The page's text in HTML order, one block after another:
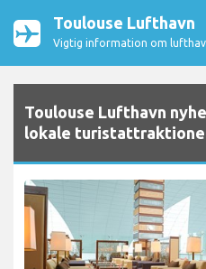
Toulouse Lufthavn
Vigtig information om
Toulouse Lufthavn
lokale